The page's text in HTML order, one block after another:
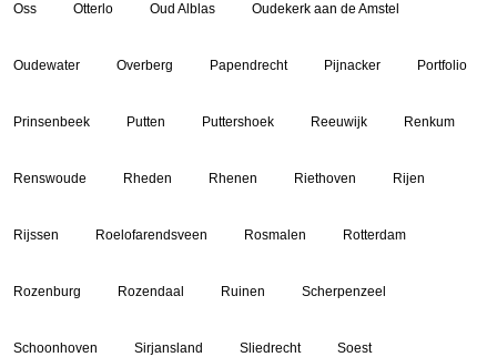
Oss Otterlo Oud Alblas Oudekerk aan de Amstel
Oudewater Overberg Papendrecht Pijnacker Portfolio
Prinsenbeek Putten Puttershoek Reeuwijk Renkum
Renswoude Rheden Rhenen Riethoven Rijen
Rijssen Roelofarendsveen Rosmalen Rotterdam
Rozenburg Rozendaal Ruinen Scherpenzeel
Schoonhoven Sirjansland Sliedrecht Soest